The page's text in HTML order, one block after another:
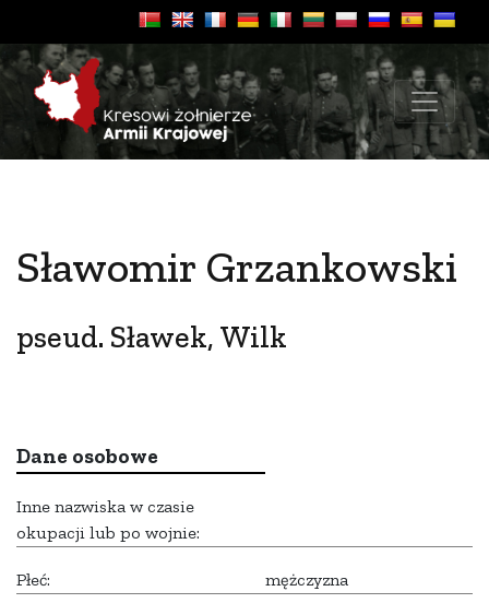
Sławomir Grzankowski
pseud. Sławek, Wilk
Dane osobowe
Inne nazwiska w czasie
okupacji lub po wojnie:
Płeć: mężczyzna